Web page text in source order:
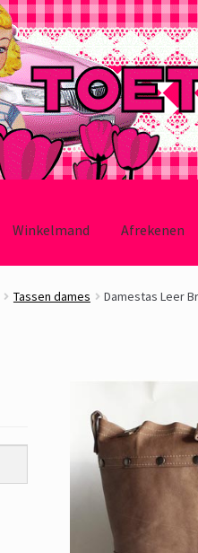
Winkelmand Afrekenen
Tassen dames Damestas Leer